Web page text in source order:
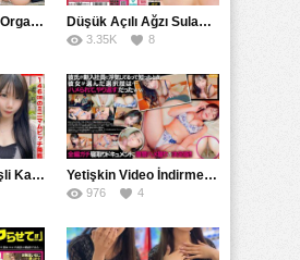
Yuna’nın Histerik Orgazmı: Genç Kızın Savage Hareketlerle Ulaştığı Şiddetli Coşkuları Düşük Açılı Ağzı Sulama Teknikleri ve AGMX İlişkisi
3.35K 8
Küçük Boylu Ateşli Karakter: Nandinin Hassas Uçuklu Memeleri ve Sahneleri Yetişkin Video İndirme Siteleri Grubu: Şefkatli Patron ve Sekreterin Aşk Hikayesi: Prestijli Bir Son
976 4